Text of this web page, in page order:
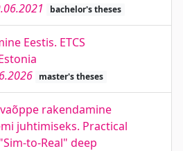
bachelor's theses
Eestis. ETCS
master's theses
rakendamine
juhtimiseks. Practical
to-Real" deep